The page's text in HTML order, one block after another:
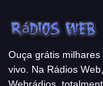
Ouça grátis
vivo. Na Rádios